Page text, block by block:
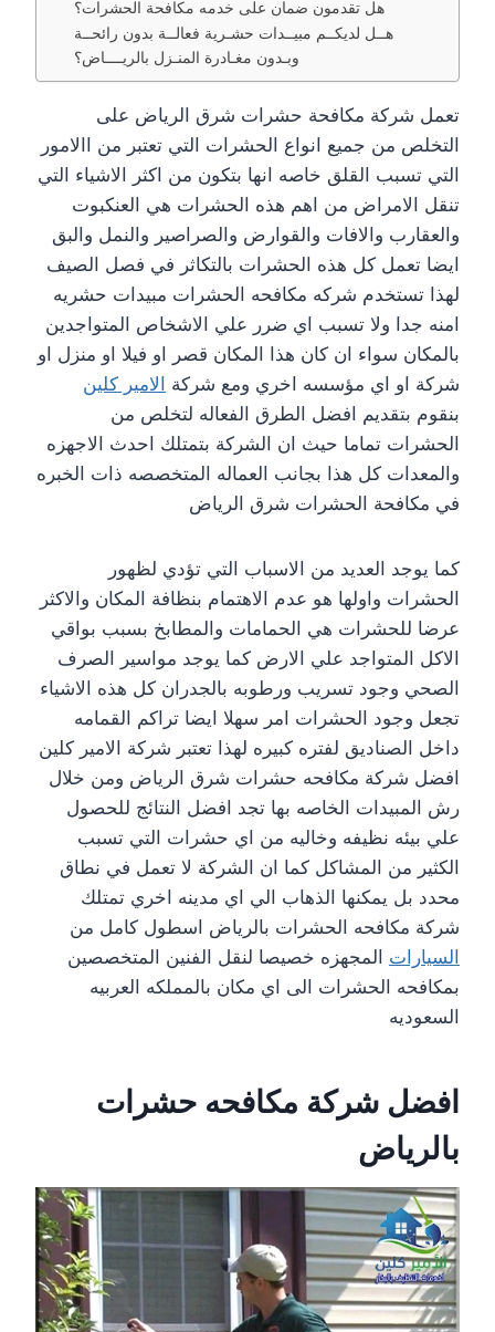
هل تقدمون ضمان على خدمه مكافحة الحشرات؟
هــل لديكــم مبيــدات حشـرية فعالــة بدون رائحــة
وبـدون مغـادرة المنـزل بالريــــاض؟
تعمل شركة مكافحة حشرات شرق الرياض على
التخلص من جميع انواع الحشرات التي تعتبر من االامور
التي تسبب القلق خاصه انها بتكون من اكثر الاشياء التي
تنقل الامراض من اهم هذه الحشرات هي العنكبوت
والعقارب والافات والقوارض والصراصير والنمل والبق
ايضا تعمل كل هذه الحشرات بالتكاثر في فصل الصيف
لهذا تستخدم شركه مكافحه الحشرات مبيدات حشريه
امنه جدا ولا تسبب اي ضرر علي الاشخاص المتواجدين
بالمكان سواء ان كان هذا المكان قصر او فيلا او منزل او
شركة او اي مؤسسه اخري ومع شركة
الامير كلين
بنقوم بتقديم افضل الطرق الفعاله لتخلص من
الحشرات تماما حيث ان الشركة بتمتلك احدث الاجهزه
والمعدات كل هذا بجانب العماله المتخصصه ذات الخبره
في مكافحة الحشرات شرق الرياض
كما يوجد العديد من الاسباب التي تؤدي لظهور
الحشرات واولها هو عدم الاهتمام بنظافة المكان والاكثر
عرضا للحشرات هي الحمامات والمطابخ بسبب بواقي
الاكل المتواجد علي الارض كما يوجد مواسير الصرف
الصحي وجود تسريب ورطوبه بالجدران كل هذه الاشياء
تجعل وجود الحشرات امر سهلا ايضا تراكم القمامه
داخل الصناديق لفتره كبيره لهذا تعتبر شركة الامير كلين
افضل شركة مكافحه حشرات شرق الرياض ومن خلال
رش المبيدات الخاصه بها تجد افضل النتائج للحصول
علي بيئه نظيفه وخاليه من اي حشرات التي تسبب
الكثير من المشاكل كما ان الشركة لا تعمل في نطاق
محدد بل يمكنها الذهاب الي اي مدينه اخري تمتلك
شركة مكافحه الحشرات بالرياض اسطول كامل من
السيارات المجهزه خصيصا لنقل الفنين المتخصصين
بمكافحه الحشرات الى اي مكان بالمملكه العربيه
السعوديه
افضل شركة مكافحه حشرات
بالرياض